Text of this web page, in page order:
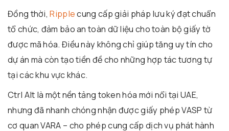
Đồng thời,Ripplecung cấp giải pháp lưu ký đạt chuẩn
tổ chức, đảm bảo an toàn dữ liệu cho toàn bộ giấy tờ
được mã hóa. Điều này không chỉ giúp tăng uy tín cho
dự án mà còn tạo tiền đề cho những hợp tác tương tự
tại các khu vực khác.
Ctrl Alt là một nền tảng token hóa mới nổi tại UAE,
nhưng đã nhanh chóng nhận được giấy phép VASP từ
cơ quan VARA – cho phép cung cấp dịch vụ phát hành